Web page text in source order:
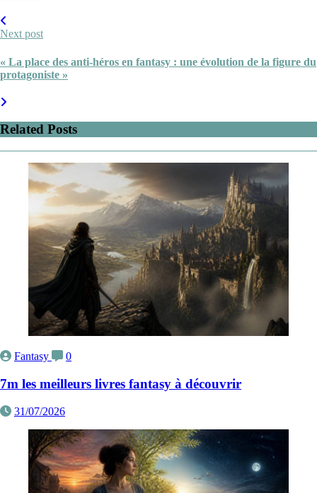
Next post
« La place des anti-héros en fantasy : une évolution de la figure du
protagoniste »
Related Posts
Fantasy 0
7m les meilleurs livres fantasy à découvrir
31/07/2026